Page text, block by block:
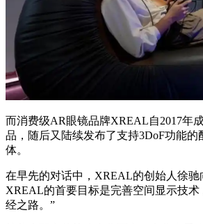
而消费级AR眼镜品牌XREAL自2017年
品，随后又陆续发布了支持3DoF功能
体。
在早先的对话中，XREAL的创始人徐
XREAL的首要目标是完善空间显示技
经之路。”